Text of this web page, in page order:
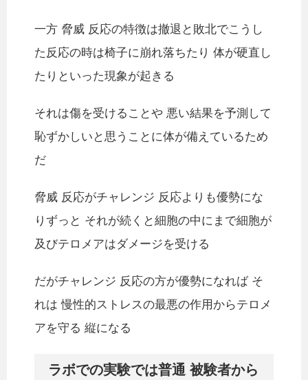
一方 脅威 反応の特徴は撤退と敗北でこうし
た反応の時は椅子に崩れ落ちたり 体が硬直し
たりといった現象が起きる
それは傷を受けることや 悪い結果を予測して
恥ずかしいと思うことに体が備えているため
だ
脅威 反応がチャレンジ 反応よりも優勢にな
りずっと それが続くと細胞の中にまで細胞が
及びテロメアはダメージを受ける
だがチャレンジ 反応の方が優勢になれば そ
れは 慢性的ストレスの最悪の作用からテロメ
アを守る 縦になる
ラボでの実験では普通 被験者から